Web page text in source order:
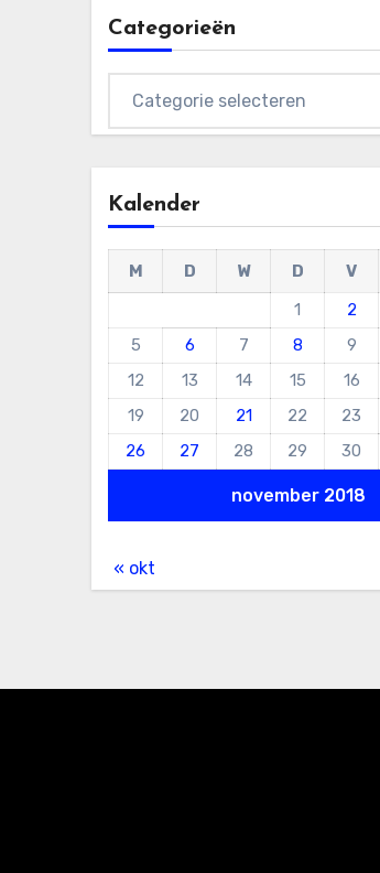
Categorieën
Kalender
november 2018
M D W D V
1
2
5
6 7 8 9
12
13 14 15 16
19
20 21 22 23
26
27 28 29 30
« okt